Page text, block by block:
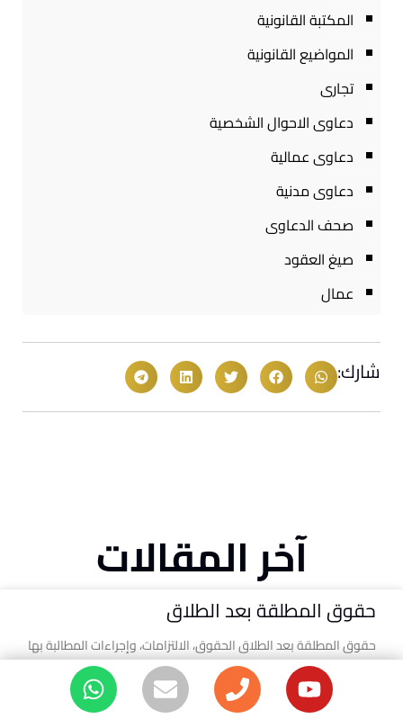
المكتبة القانونية
المواضيع القانونية
تجارى
دعاوى الاحوال الشخصية
دعاوى عمالية
دعاوى مدنية
صحف الدعاوى
صيغ العقود
عمال
شارك:
آخر المقالات
حقوق المطلقة بعد الطلاق
حقوق المطلقة بعد الطلاق الحقوق، الالتزامات، وإجراءات المطالبة بها
دليل حقوق المطلقة: المستحقات المالية، الحضانة، وإجراءات رفع
الدعوى تعد لحظة الطلاق نقطة تحول حاسمة تتطلب دراية
معرفة المزيد »